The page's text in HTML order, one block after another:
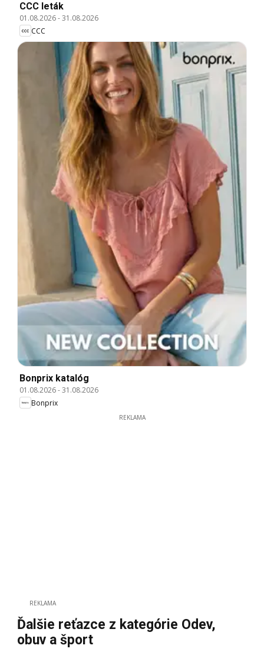
CCC leták
01.08.2026-31.08.2026
CCC
Bonprix katalóg
01.08.2026-31.08.2026
Bonprix
REKLAMA
REKLAMA
Ďalšie reťazce z kategórie Odev,
obuv a šport